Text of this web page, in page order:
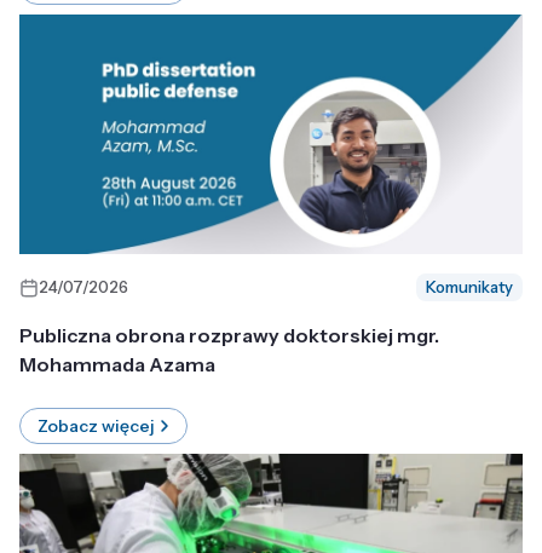
24/07/2026 Komunikaty
Publiczna obrona rozprawy doktorskiej mgr.
Mohammada Azama
Zobacz więcej